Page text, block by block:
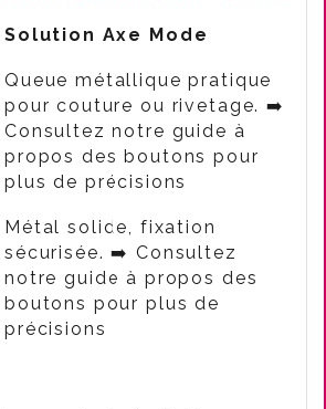
Solution Axe Mode
Queue métallique pratique
pour couture ou rivetage.➡️
Consultez notre guide à
propos des boutons pour
plus de précisions
Métal solide, fixation
sécurisée. ➡️ Consultez
notre guide à propos des
boutons pour plus de
précisions